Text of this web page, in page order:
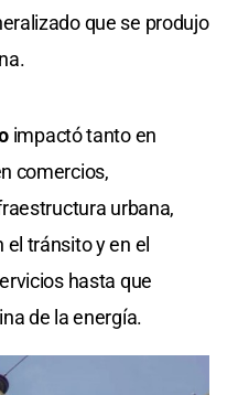
que se produjo
impactó tanto en
comercios,
urbana,
tránsito y en el
hasta que
de la energía.